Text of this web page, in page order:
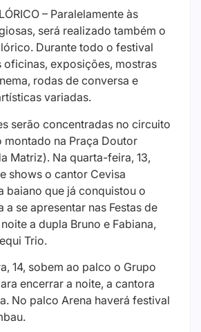
– Paralelamente às
será realizado também o
Durante todo o festival
oficinas, exposições, mostras
rodas de conversa e
variadas.
serão concentradas no circuito
montado na Praça Doutor
Matriz). Na quarta-feira, 13,
shows o cantor Cevisa
baiano que já conquistou o
a se apresentar nas Festas de
a dupla Bruno e Fabiana,
Trio.
14, sobem ao palco o Grupo
encerrar a noite, a cantora
No palco Arena haverá festival